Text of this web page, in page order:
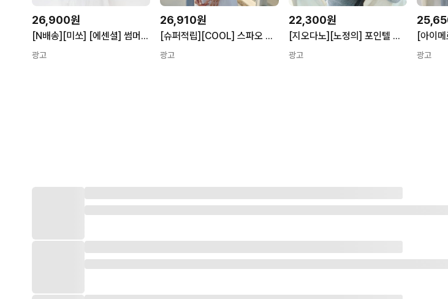
26,900원
[N배송][미쏘] [에센셜] 썸머 시스루 가디건_MIWCKG520T
광고
26,910원
[슈퍼적립][COOL] 스파오 썸머 골지 카디건 SPCKG24G02
광고
22,300원
[지오다노][노정의] 포인텔 가디건 326540 05326540
광고 광고